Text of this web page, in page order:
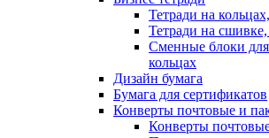
Тетради на
Тетради на сшивке,
Сменные блоки для
кольцах
Дизайн бумага
Бумага для сертификатов
Конверты почтовые и
Конверты